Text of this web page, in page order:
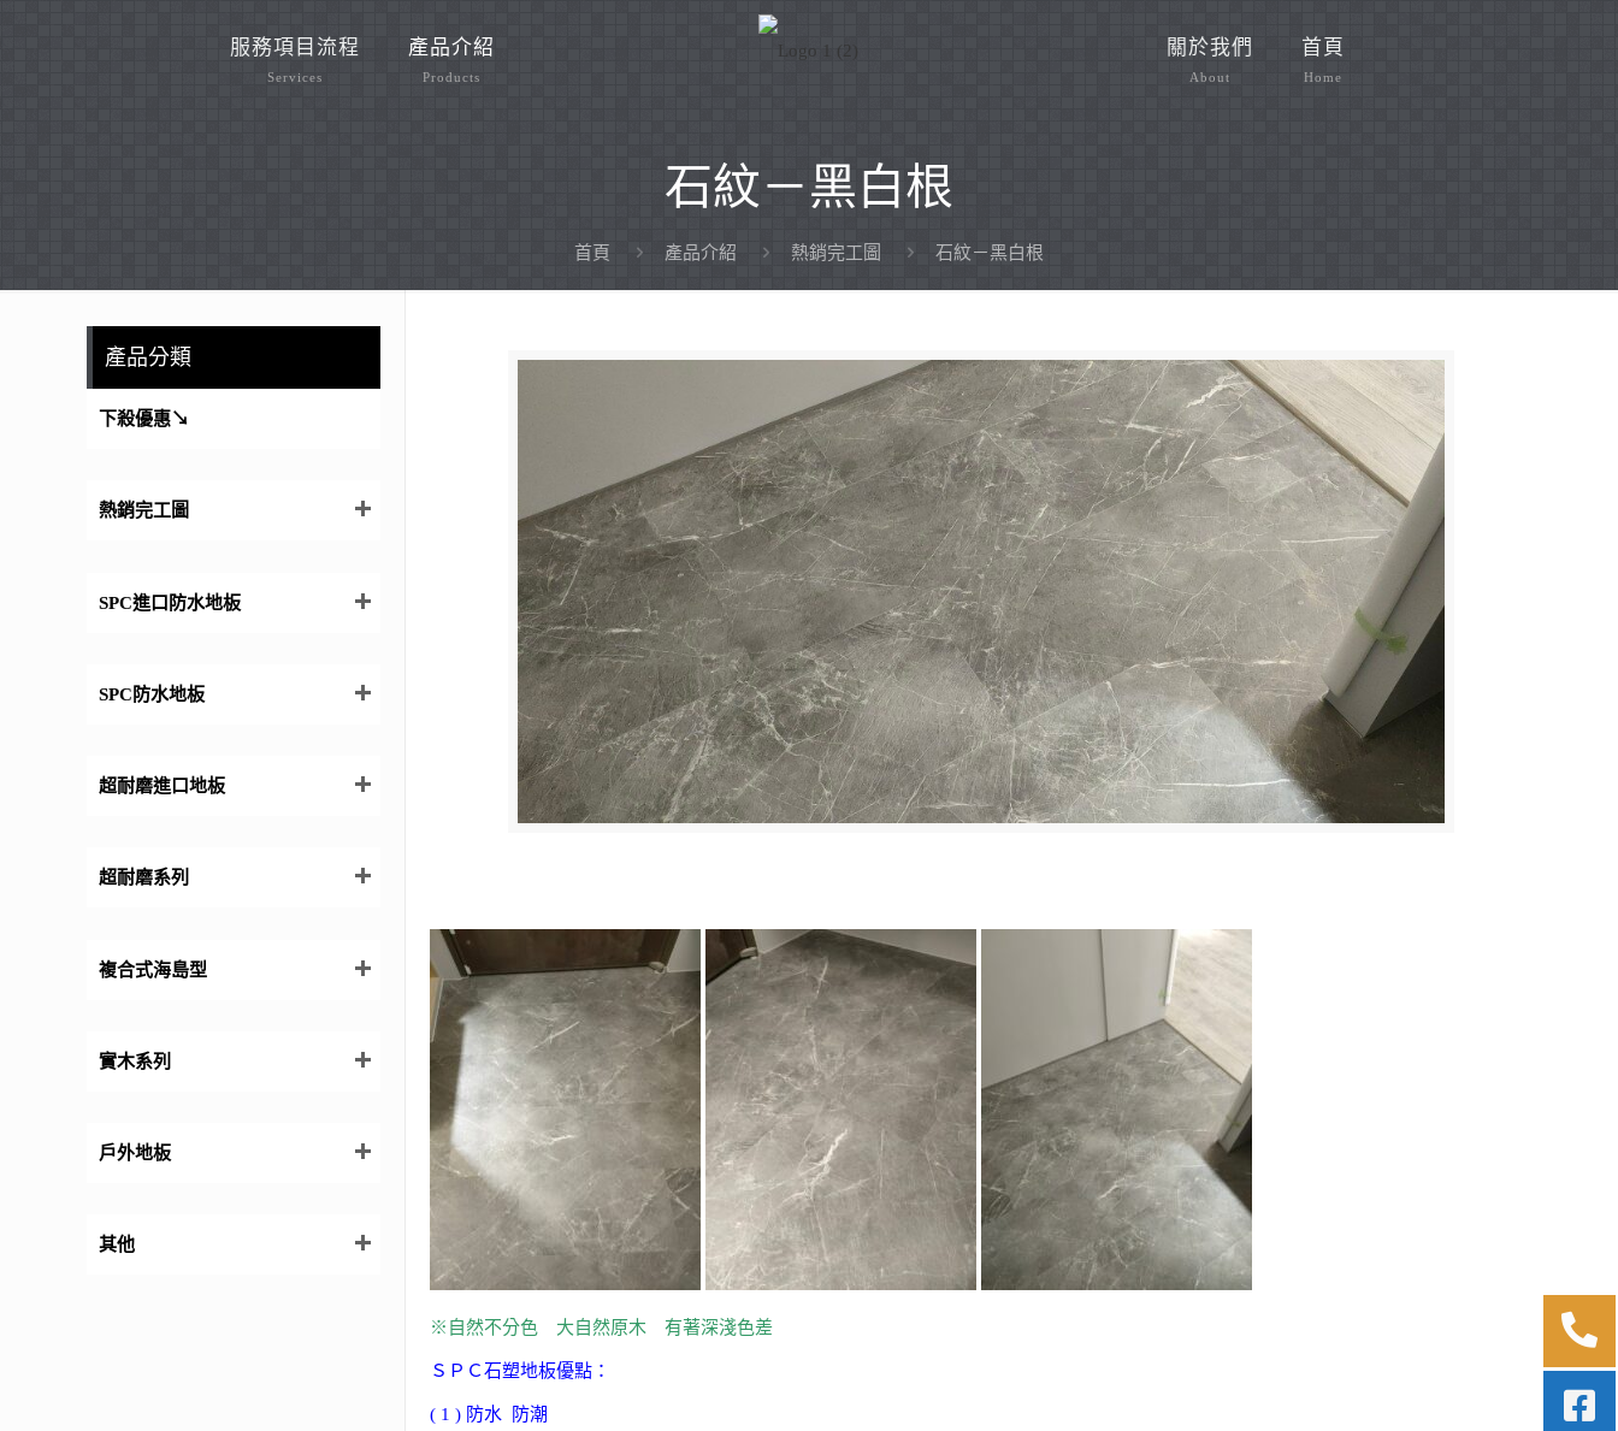
服務項目流程
Services
產品介紹
Products
關於我們
About
首頁
Home
石紋－黑白根
首頁 產品介紹 熱銷完工圖 石紋－黑白根
※自然不分色 大自然原木 有著深淺色差
ＳＰＣ石塑地板優點：
( 1 ) 防水 防潮
產品分類
下殺優惠↘
熱銷完工圖
SPC進口防水地板
SPC防水地板
超耐磨進口地板
超耐磨系列
複合式海島型
實木系列
戶外地板
其他